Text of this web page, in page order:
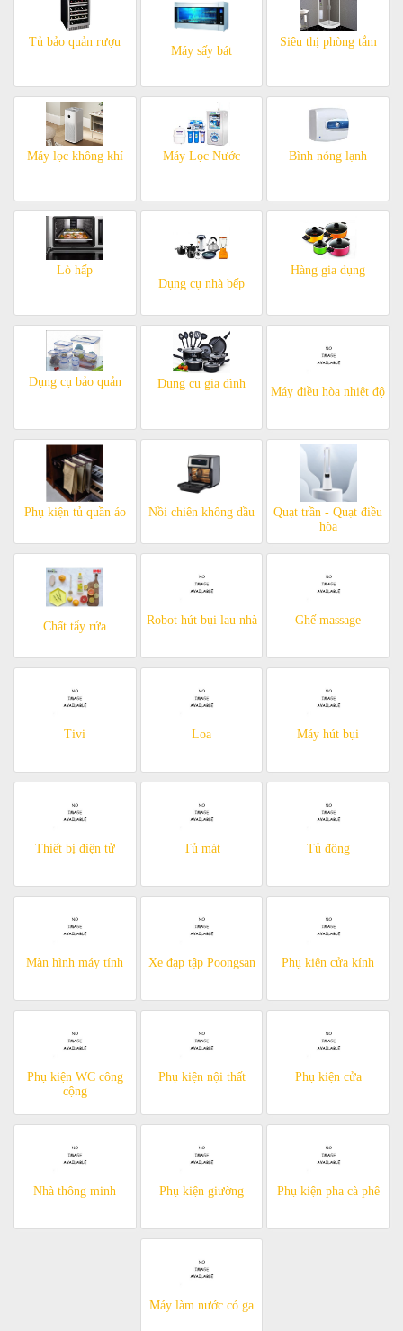
Tủ bảo quản rượu
Máy sấy bát
Siêu thị phòng tắm
Máy lọc không khí Máy Lọc Nước Bình nóng lạnh
Lò hấp
Dụng cụ nhà bếp
Hàng gia dụng
Dụng cụ bảo quản Dụng cụ gia đình
Máy điều hòa nhiệt độ
Phụ kiện tủ quần áo Nồi chiên không dầu
Quạt trần - Quạt điều
hòa
Chất tẩy rửa Robot hút bụi lau nhà Ghế massage
Tivi Loa Máy hút bụi
Thiết bị điện tử Tủ mát Tủ đông
Màn hình máy tính Xe đạp tập Poongsan Phụ kiện cửa kính
Phụ kiện WC công
cộng
Phụ kiện nội thất Phụ kiện cửa
Nhà thông minh Phụ kiện giường Phụ kiện pha cà phê
Máy làm nước có ga